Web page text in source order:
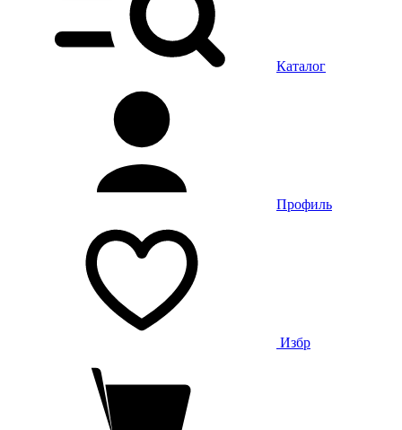
Каталог
Профиль
Избр